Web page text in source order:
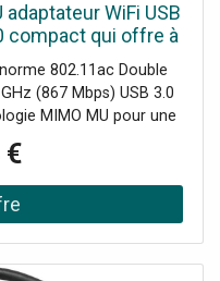
WiFi USB
compact qui offre à
rapide et fiable.
802.11ac Double
(867 Mbps) USB 3.0
MIMO MU pour une
appareils Design
avec cryptage
macOS Installation et
€